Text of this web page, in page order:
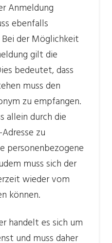
Anmeldung
ebenfalls
der Möglichkeit
gilt die
bedeutet, dass
muss den
zu empfangen.
allein durch die
zu
personenbezogene
muss sich der
wieder vom
können.
handelt es sich um
und muss daher